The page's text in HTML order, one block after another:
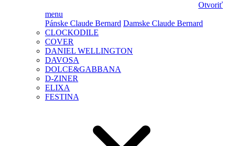
Otvoriť
menu
Pánske Claude Bernard Damske Claude Bernard
CLOCKODILE
COVER
DANIEL WELLINGTON
DAVOSA
DOLCE&GABBANA
D-ZINER
ELIXA
FESTINA